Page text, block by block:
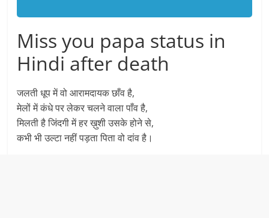
Miss you papa status in
Hindi after death
जलती धूप में वो आरामदायक छाँव है,
मेलों में कंधे पर लेकर चलने वाला पाँव है,
मिलती है जिंदगी में हर ख़ुशी उसके होने से,
कभी भी उल्टा नहीं पड़ता पिता वो दांव है।